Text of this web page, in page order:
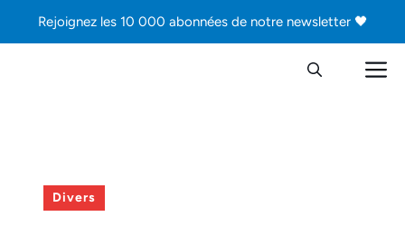
Rejoignez les 10 000 abonnées de notre newsletter 🖤
Divers